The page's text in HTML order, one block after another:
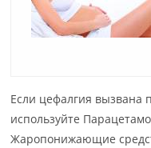
Если цефалгия вызвана
используйте
Жаропонижающие